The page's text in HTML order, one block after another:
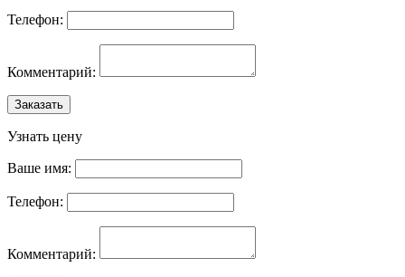
Телефон:
Комментарий:
Заказать
Узнать цену
Ваше имя:
Телефон:
Комментарий: